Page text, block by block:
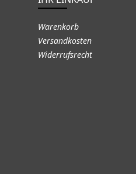
Warenkorb
Versandkosten
Widerrufsrecht